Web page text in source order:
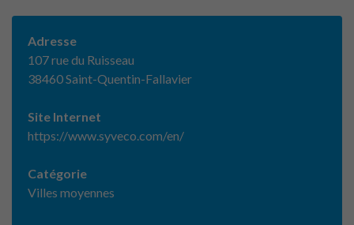
Adresse
107 rue du Ruisseau
38460 Saint-Quentin-Fallavier
Site Internet
https://www.syveco.com/en/
Catégorie
Villes moyennes